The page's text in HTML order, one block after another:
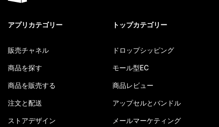
アプリカテゴリー
販売チャネル
商品を探す
商品を販売する
注文と配送
ストアデザイン
トップカテゴリー
ドロップシッピング
モール型EC
商品レビュー
アップセルとバンドル
メールマーケティング